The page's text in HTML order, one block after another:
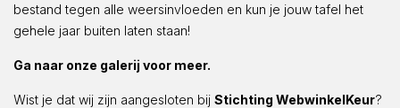
bestand tegen alle weersinvloeden en kun je jouw tafel het
gehele jaar buiten laten staan!
Ga naar onze galerij voor meer.
Wist je dat wij zijn aangesloten bij Stichting WebwinkelKeur?